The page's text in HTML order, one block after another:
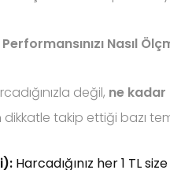
Nasıl
değil, ne kadar
takip ettiği bazı
Harcadığınız her 1 TL